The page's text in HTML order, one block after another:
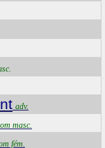
adv.
masc.
fém.